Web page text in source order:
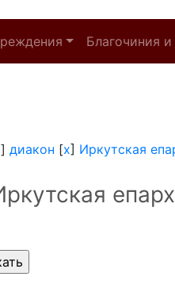
Благочиния
] диакон [x] Иркутская